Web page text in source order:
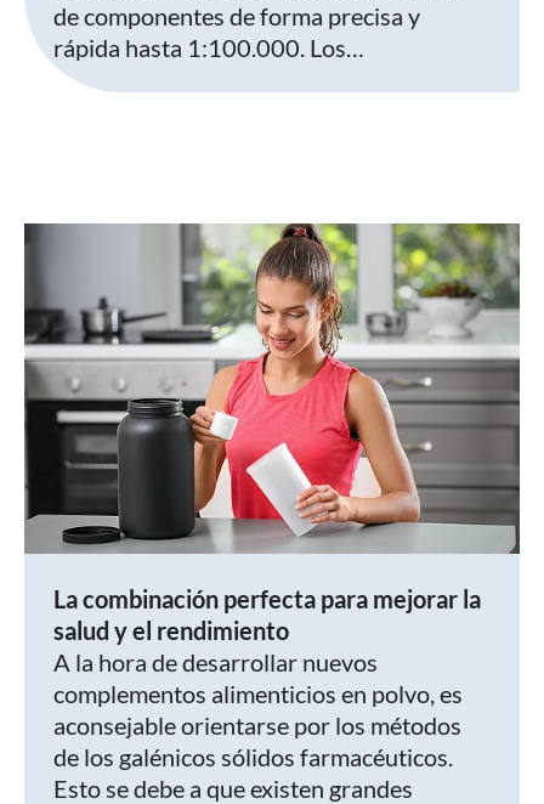
de componentes de forma precisa y
rápida hasta 1:100.000. Los…
La combinación perfecta para mejorar la
salud y el rendimiento
A la hora de desarrollar nuevos
complementos alimenticios en polvo, es
aconsejable orientarse por los métodos
de los galénicos sólidos farmacéuticos.
Esto se debe a que existen grandes